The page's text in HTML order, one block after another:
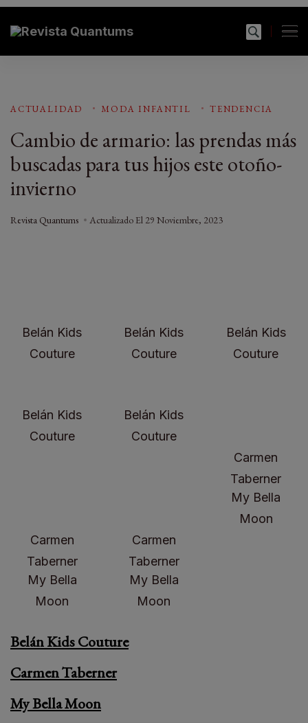
Revista Quantums
Todo sobre Moda, cultura, gastronomía y estilo de
ACTUALIDAD MODA INFANTIL TENDENCIA
Cambio de armario: las prendas más
buscadas para tus hijos este otoño-
invierno
Revista Quantums Actualizado El 29 Noviembre, 2023
Belán Kids
Couture
Belán Kids
Couture
Belán Kids
Couture
Belán Kids
Couture
Belán Kids
Couture
Carmen
Taberner
Carmen
Taberner
Carmen
Taberner
My Bella
Moon
My Bella
Moon
My Bella
Moon
Belán Kids Couture
Carmen Taberner
My Bella Moon
modal-check